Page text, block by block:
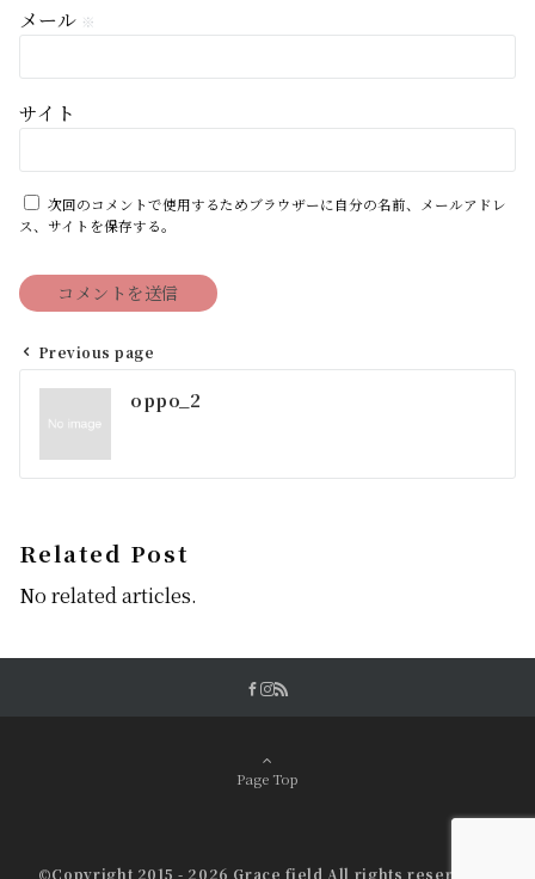
メール ※
サイト
次回のコメントで使用するためブラウザーに自分の名前、メールアドレ
ス、サイトを保存する。
投
ナ
ゲ
ー
Previous page
oppo_2
Related Post
No related articles.
Page Top
©Copyright 2015 - 2026 Grace field All rights reserved.